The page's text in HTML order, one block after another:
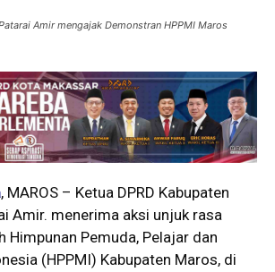
Amir mengajak Demonstran HPPMI Maros
, MAROS – Ketua DPRD Kabupaten
Amir. menerima aksi unjuk rasa
Himpunan Pemuda, Pelajar dan
(HPPMI) Kabupaten Maros, di